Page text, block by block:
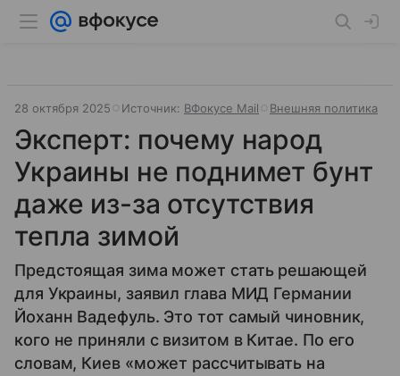
28 октября 2025 Источник: ВФокусе Mail Внешняя политика
Эксперт: почему народ
Украины не поднимет бунт
даже из-за отсутствия
тепла зимой
Предстоящая зима может стать решающей
для Украины, заявил глава МИД Германии
Йоханн Вадефуль. Это тот самый чиновник,
кого не приняли с визитом в Китае. По его
словам, Киев «может рассчитывать на